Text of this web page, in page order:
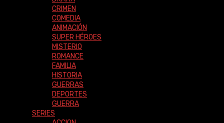
CRIMEN
COMEDIA
ANIMACIÓN
SUPER HÉROES
MISTERIO
ROMANCE
FAMILIA
HISTORIA
GUERRAS
DEPORTES
GUERRA
SERIES